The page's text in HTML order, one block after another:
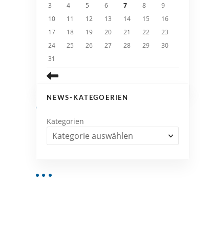
3
4 5 6 7 8
9
10
11 12 13 14 15
16
17
18 19 20 21 22
23
24
25 26 27 28 29
30
31
NEWS-KATEGOERIEN
Kategorien